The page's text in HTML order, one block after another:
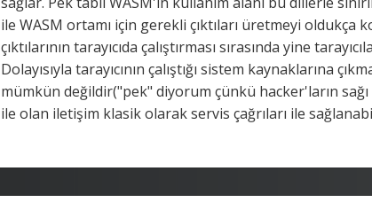
ile WASM ortamı için gerekli çıktıları üretmeyi oldukça
çıktılarının tarayıcıda çalıştırması sırasında yine
Dolayısıyla tarayıcının çalıştığı sistem kaynaklarına
mümkün değildir("pek" diyorum çünkü hacker'ların
ile olan iletişim klasik olarak servis çağrıları ile